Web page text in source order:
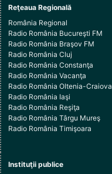
Reţeaua Regională
România Regional
Radio România Bucureşti FM
Radio România Braşov FM
Radio România Cluj
Radio România Constanţa
Radio România Vacanţa
Radio România Oltenia-Craiova
Radio România Iaşi
Radio România Reşiţa
Radio România Târgu Mureş
Radio România Timişoara
Instituţii publice